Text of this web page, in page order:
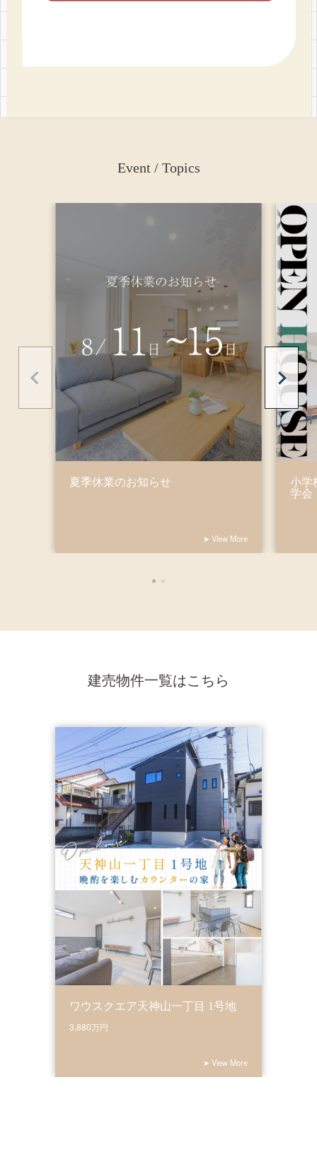
Event / Topics
夏季休業のお知らせ
➤ View More
小学
学会
建売物件一覧はこちら
ワウスクエア天神山一丁目 1号地
3,880万円
➤ View More